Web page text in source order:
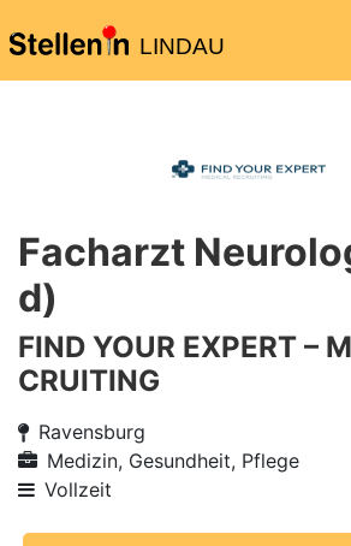
LINDAU
Facharzt
d)
FIND YOUR EXPERT –
CRUITING
Ravensburg
Medizin, Gesundheit, Pflege
Vollzeit